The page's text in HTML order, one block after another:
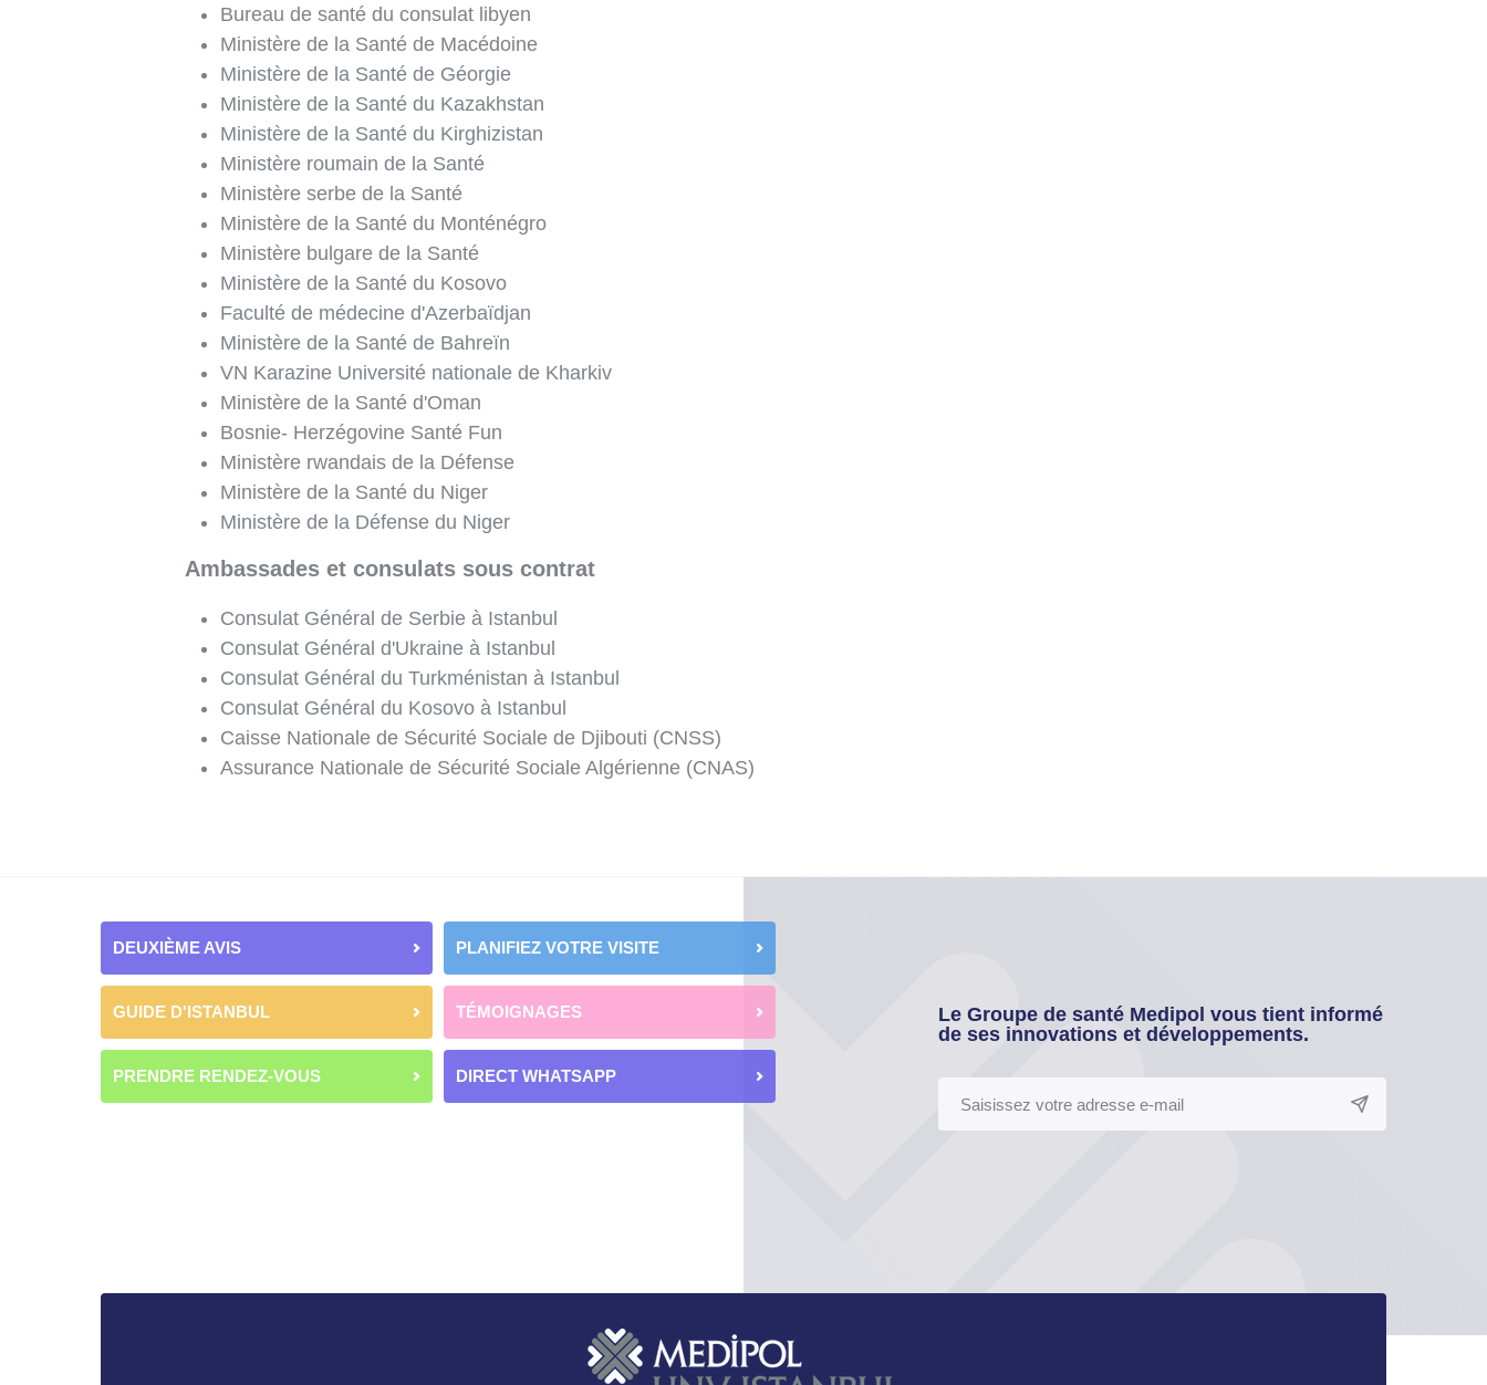
Bureau de santé du consulat libyen
Ministère de la Santé de Macédoine
Ministère de la Santé de Géorgie
Ministère de la Santé du Kazakhstan
Ministère de la Santé du Kirghizistan
Ministère roumain de la Santé
Ministère serbe de la Santé
Ministère de la Santé du Monténégro
Ministère bulgare de la Santé
Ministère de la Santé du Kosovo
Faculté de médecine d'Azerbaïdjan
Ministère de la Santé de Bahreïn
VN Karazine Université nationale de Kharkiv
Ministère de la Santé d'Oman
Bosnie- Herzégovine Santé Fun
Ministère rwandais de la Défense
Ministère de la Santé du Niger
Ministère de la Défense du Niger
Ambassades et consulats sous contrat
Consulat Général de Serbie à Istanbul
Consulat Général d'Ukraine à Istanbul
Consulat Général du Turkménistan à Istanbul
Consulat Général du Kosovo à Istanbul
Caisse Nationale de Sécurité Sociale de Djibouti (CNSS)
Assurance Nationale de Sécurité Sociale Algérienne (CNAS)
DEUXIÈME AVIS PLANIFIEZ VOTRE VISITE
GUIDE D'ISTANBUL TÉMOIGNAGES
PRENDRE RENDEZ-VOUS DIRECT WHATSAPP
Le Groupe de santé Medipol vous tient informé
de ses innovations et développements.